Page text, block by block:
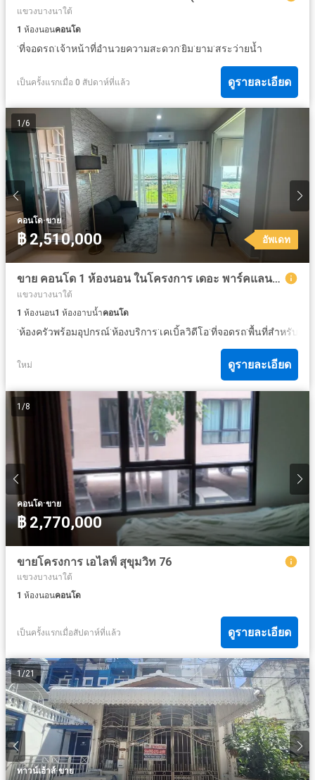
แขวงบางนาใต้
1 ห้องนอนคอนโด
·ที่จอดรถ·เจ้าหน้าที่อำนวยความสะดวก·ยิม·ยาม·สระว่ายน้ำ
เป็นครั้งแรกเมื่อ 0 สัปดาห์ที่แล้ว ดูรายละเอียด
1 /6
คอนโด·ขาย
฿ 2,510,000 อัพเดท
ขาย คอนโด 1 ห้องนอน ในโครงการ เดอะ พาร์คแลนด์ ศรีนครินทร์ เลคไซด์
แขวงบางนาใต้
1 ห้องนอน1 ห้องอาบน้ำคอนโด
·ห้องครัวพร้อมอุปกรณ์·ห้องบริการ·เคเบิ้ลวิดีโอ·ที่จอดรถ·พื้นที่สำหรับเด็ก
ใหม่ ดูรายละเอียด
1 /8
คอนโด·ขาย
฿ 2,770,000
ขายโครงการ เอไลฟ์ สุขุมวิท 76
แขวงบางนาใต้
1 ห้องนอนคอนโด
เป็นครั้งแรกเมื่อสัปดาห์ที่แล้ว ดูรายละเอียด
1/21
ทาวน์เฮ้าส์·ขาย